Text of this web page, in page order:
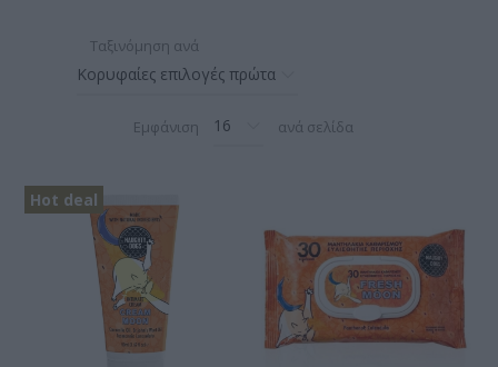
Ταξινόμηση ανά
Εμφάνιση ανά σελίδα
Hot deal